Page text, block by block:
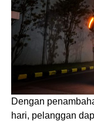
Dengan
hari, pelanggan